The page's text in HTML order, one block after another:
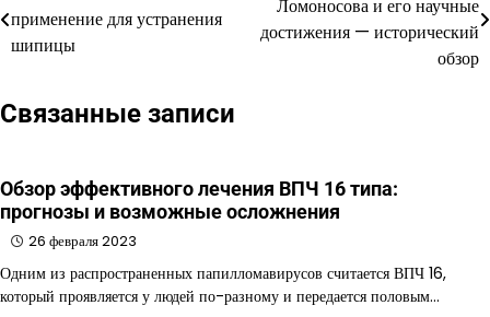
по
записям
применение для устранения
шипицы
Ломоносова и его научные
достижения — исторический
обзор
Связанные записи
Обзор эффективного лечения ВПЧ 16 типа:
прогнозы и возможные осложнения
26 февраля 2023
Одним из распространенных папилломавирусов считается ВПЧ 16,
который проявляется у людей по-разному и передается половым…